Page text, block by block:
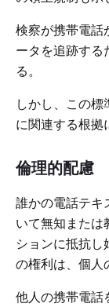
検察が携帯電話
ータを追跡する
る。
しかし、この
に関連する根拠
倫理的配慮
誰かの電話テキ
いて無知または
ションに抵抗
の権利は、個人
他人の携帯電話